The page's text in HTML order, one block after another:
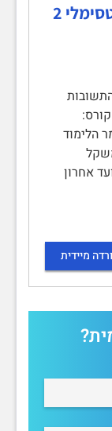
פתרון ממ"ן 14 חשבון אינפיניטסימלי 2
2 | חומר הלימוד
| מספר השאלות: 5 | משקל
2022ג' | מועד אחרון
מיידית